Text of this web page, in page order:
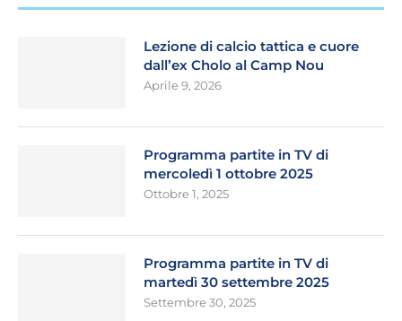
Lezione di calcio tattica e cuore
dall’ex Cholo al Camp Nou
Aprile 9, 2026
Programma partite in TV di
mercoledì 1 ottobre 2025
Ottobre 1, 2025
Programma partite in TV di
martedì 30 settembre 2025
Settembre 30, 2025